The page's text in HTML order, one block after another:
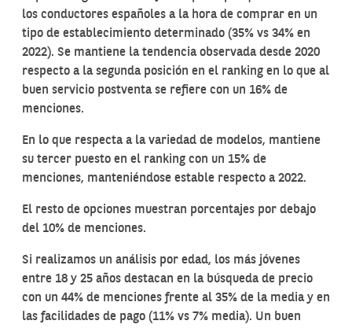
los conductores españoles a la hora de comprar en un
tipo de establecimiento determinado (35% vs 34% en
2022). Se mantiene la tendencia observada desde 2020
respecto a la segunda posición en el ranking en lo que al
buen servicio postventa se refiere con un 16% de
menciones.
En lo que respecta a la variedad de modelos, mantiene
su tercer puesto en el ranking con un 15% de
menciones, manteniéndose estable respecto a 2022.
El resto de opciones muestran porcentajes por debajo
del 10% de menciones.
Si realizamos un análisis por edad, los más jóvenes
entre 18 y 25 años destacan en la búsqueda de precio
con un 44% de menciones frente al 35% de la media y en
las facilidades de pago (11% vs 7% media). Un buen